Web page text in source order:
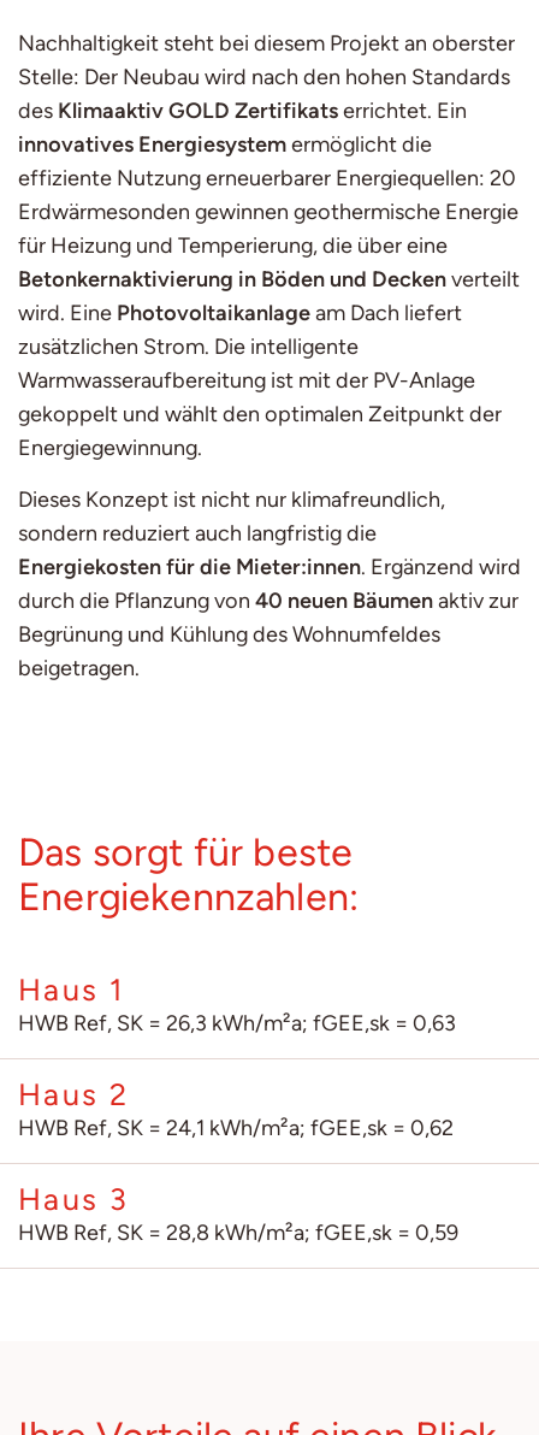
Nachhaltigkeit steht bei diesem Projekt an oberster
Stelle: Der Neubau wird nach den hohen Standards
des Klimaaktiv GOLD Zertifikatserrichtet. Ein
innovatives Energiesystemermöglicht die
effiziente Nutzung erneuerbarer Energiequellen: 20
Erdwärmesonden gewinnen geothermische Energie
für Heizung und Temperierung, die über eine
Betonkernaktivierung in Böden und Deckenverteilt
wird. Eine Photovoltaikanlageam Dach liefert
zusätzlichen Strom. Die intelligente
Warmwasseraufbereitung ist mit der PV-Anlage
gekoppelt und wählt den optimalen Zeitpunkt der
Energiegewinnung.
Dieses Konzept ist nicht nur klimafreundlich,
sondern reduziert auch langfristig die
Energiekosten für die Mieter:innen. Ergänzend wird
durch die Pflanzung von 40 neuen Bäumenaktiv zur
Begrünung und Kühlung des Wohnumfeldes
beigetragen.
Das sorgt für beste
Energiekennzahlen:
Haus 1
HWB Ref, SK = 26,3 kWh/m²a; fGEE,sk = 0,63
Haus 2
HWB Ref, SK = 24,1 kWh/m²a; fGEE,sk = 0,62
Haus 3
HWB Ref, SK = 28,8 kWh/m²a; fGEE,sk = 0,59